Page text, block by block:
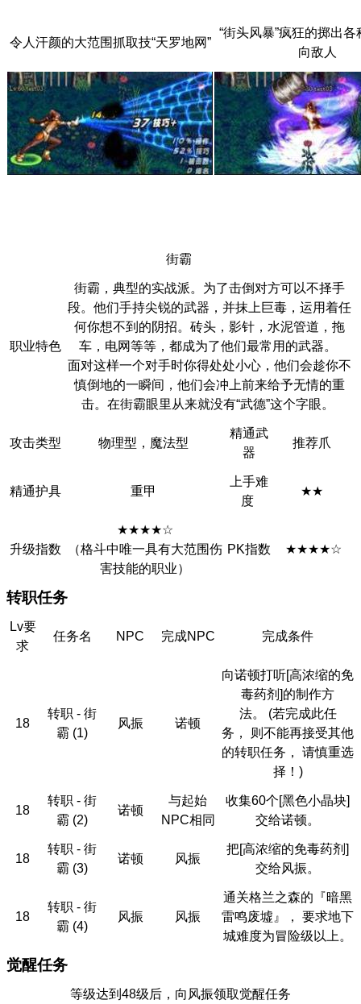
令人汗颜的大范围抓取技“天罗地网”
“街头风暴”疯狂的掷出各
向敌人
街霸
职业特色
街霸，典型的实战派。为了击倒对方可以不择手
段。他们手持尖锐的武器，并抹上巨毒，运用着任
何你想不到的阴招。砖头，影针，水泥管道，拖
车，电网等等，都成为了他们最常用的武器。
面对这样一个对手时你得处处小心，他们会趁你不
慎倒地的一瞬间，他们会冲上前来给予无情的重
击。在街霸眼里从来就没有“武德”这个字眼。
攻击类型 物理型，魔法型
精通武
器
推荐爪
精通护具 重甲
上手难
度
★★
升级指数
★★★★☆
（格斗中唯一具有大范围伤
害技能的职业）
PK指数 ★★★★☆
转职任务
Lv要
求
任务名 NPC 完成NPC 完成条件
18
转职 - 街
霸 (1)
风振 诺顿
向诺顿打听[高浓缩的免
毒药剂]的制作方
法。 (若完成此任
务， 则不能再接受其他
的转职任务， 请慎重选
择！)
18
转职 - 街
霸 (2)
诺顿
与起始
NPC相同
收集60个[黑色小晶块]
交给诺顿。
18
转职 - 街
霸 (3)
诺顿 风振
把[高浓缩的免毒药剂]
交给风振。
18
转职 - 街
霸 (4)
风振 风振
通关格兰之森的『暗黑
雷鸣废墟』， 要求地下
城难度为冒险级以上。
觉醒任务
等级达到48级后，向风振领取觉醒任务